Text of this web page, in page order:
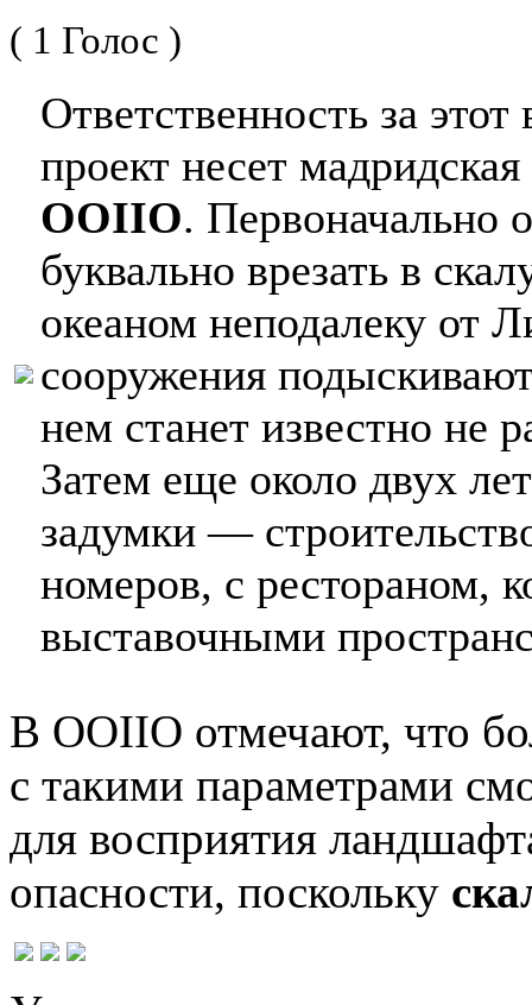
( 1 Голос )
Ответственность за
проект несет
OOIIO. Первоначально
буквально врезать в
океаном неподалеку от
сооружения
нем станет известно не
Затем еще около двух
задумки —
номеров, с рестораном,
выставочными
В OOIIO отмечают, что
с такими параметрами
для восприятия
опасности, поскольку